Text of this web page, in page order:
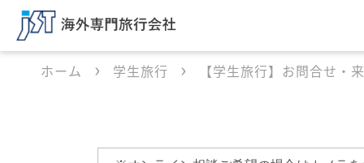
ホーム 学生旅行 【学生旅行】お問合せ・